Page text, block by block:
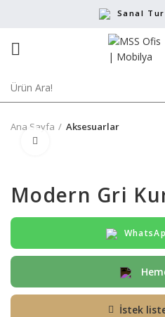
Sanal Tur
Ana Sayfa
Aksesuarlar
Modern Gri
İstek